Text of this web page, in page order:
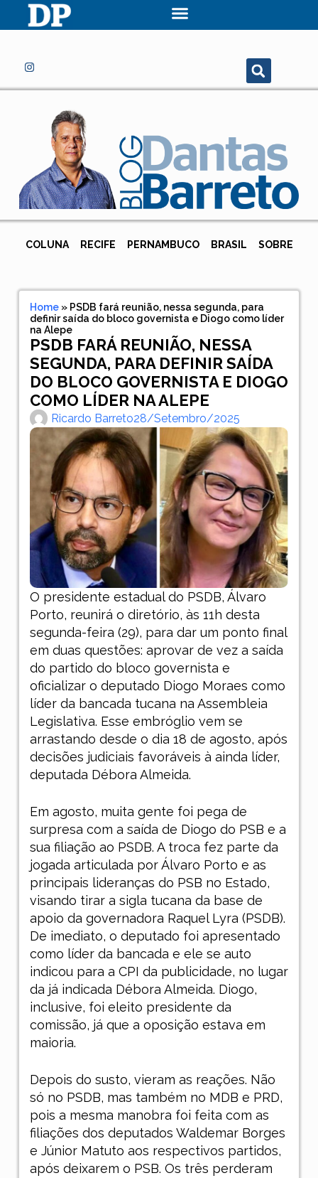
COLUNA RECIFE PERNAMBUCO BRASIL SOBRE
Home» PSDB fará reunião, nessa segunda, para
definir saída do bloco governista e Diogo como líder
na Alepe
PSDB FARÁ REUNIÃO, NESSA
SEGUNDA, PARA DEFINIR SAÍDA
DO BLOCO GOVERNISTA E DIOGO
COMO LÍDER NA ALEPE
Ricardo Barreto28/setembro/2025
O presidente estadual do PSDB, Álvaro
Porto, reunirá o diretório, às 11h desta
segunda-feira (29), para dar um ponto final
em duas questões: aprovar de vez a saída
do partido do bloco governista e
oficializar o deputado Diogo Moraes como
líder da bancada tucana na Assembleia
Legislativa. Esse embróglio vem se
arrastando desde o dia 18 de agosto, após
decisões judiciais favoráveis à ainda líder,
deputada Débora Almeida.
Em agosto, muita gente foi pega de
surpresa com a saída de Diogo do PSB e a
sua filiação ao PSDB. A troca fez parte da
jogada articulada por Álvaro Porto e as
principais lideranças do PSB no Estado,
visando tirar a sigla tucana da base de
apoio da governadora Raquel Lyra (PSDB).
De imediato, o deputado foi apresentado
como líder da bancada e ele se auto
indicou para a CPI da publicidade, no lugar
da já indicada Débora Almeida. Diogo,
inclusive, foi eleito presidente da
comissão, já que a oposição estava em
maioria.
Depois do susto, vieram as reações. Não
só no PSDB, mas também no MDB e PRD,
pois a mesma manobra foi feita com as
filiações dos deputados Waldemar Borges
e Júnior Matuto aos respectivos partidos,
após deixarem o PSB. Os três perderam